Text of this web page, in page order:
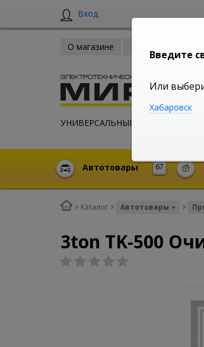
Вход
О магазине
УНИВЕРСАЛЬНЫЙ ИНТЕРНЕТ
67
Автотовары
Каталог Автотовары
3ton TK-500
Введите
Или
Хабаровск